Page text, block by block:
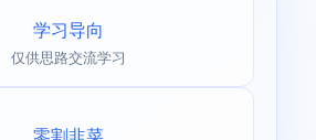
学习导向
仅供思路交流学习